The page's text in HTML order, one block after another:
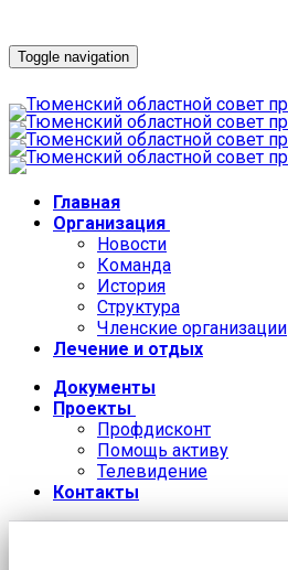
Toggle navigation
Главная
Организация
Новости
Команда
История
Структура
Членские организации
Лечение и отдых
Документы
Проекты
Профдисконт
Помощь активу
Телевидение
Контакты